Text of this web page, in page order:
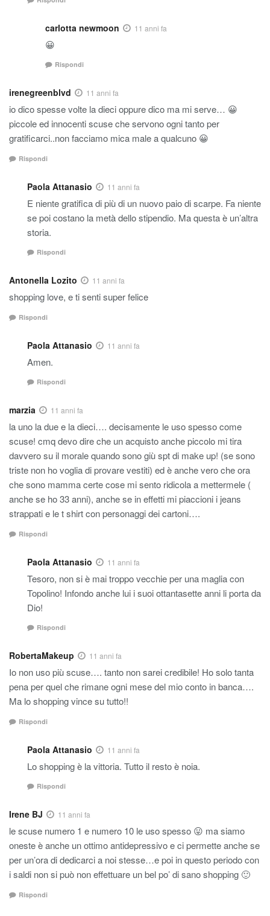
carlotta newmoon 11 anni fa
😀
Rispondi
irenegreenblvd 11 anni fa
io dico spesse volte la dieci oppure dico ma mi serve… 😀
piccole ed innocenti scuse che servono ogni tanto per
gratificarci..non facciamo mica male a qualcuno 😀
Rispondi
Paola Attanasio 11 anni fa
E niente gratifica di più di un nuovo paio di scarpe. Fa niente
se poi costano la metà dello stipendio. Ma questa è un’altra
storia.
Rispondi
Antonella Lozito 11 anni fa
shopping love, e ti senti super felice
Rispondi
Paola Attanasio 11 anni fa
Amen.
Rispondi
marzia 11 anni fa
la uno la due e la dieci…. decisamente le uso spesso come
scuse! cmq devo dire che un acquisto anche piccolo mi tira
davvero su il morale quando sono giù spt di make up! (se sono
triste non ho voglia di provare vestiti) ed è anche vero che ora
che sono mamma certe cose mi sento ridicola a mettermele (
anche se ho 33 anni), anche se in effetti mi piaccioni i jeans
strappati e le t shirt con personaggi dei cartoni….
Rispondi
Paola Attanasio 11 anni fa
Tesoro, non si è mai troppo vecchie per una maglia con
Topolino! Infondo anche lui i suoi ottantasette anni li porta da
Dio!
Rispondi
RobertaMakeup 11 anni fa
Io non uso più scuse…. tanto non sarei credibile! Ho solo tanta
pena per quel che rimane ogni mese del mio conto in banca….
Ma lo shopping vince su tutto!!
Rispondi
Paola Attanasio 11 anni fa
Lo shopping è la vittoria. Tutto il resto è noia.
Rispondi
Irene BJ 11 anni fa
le scuse numero 1 e numero 10 le uso spesso 😛 ma siamo
oneste è anche un ottimo antidepressivo e ci permette anche se
per un’ora di dedicarci a noi stesse…e poi in questo periodo con
i saldi non si può non effettuare un bel po’ di sano shopping 🙂
Rispondi